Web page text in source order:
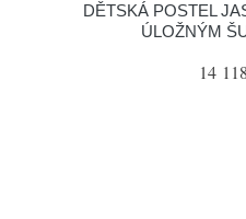
DĚTSKÁ POSTEL
ÚLOŽNÝM
14